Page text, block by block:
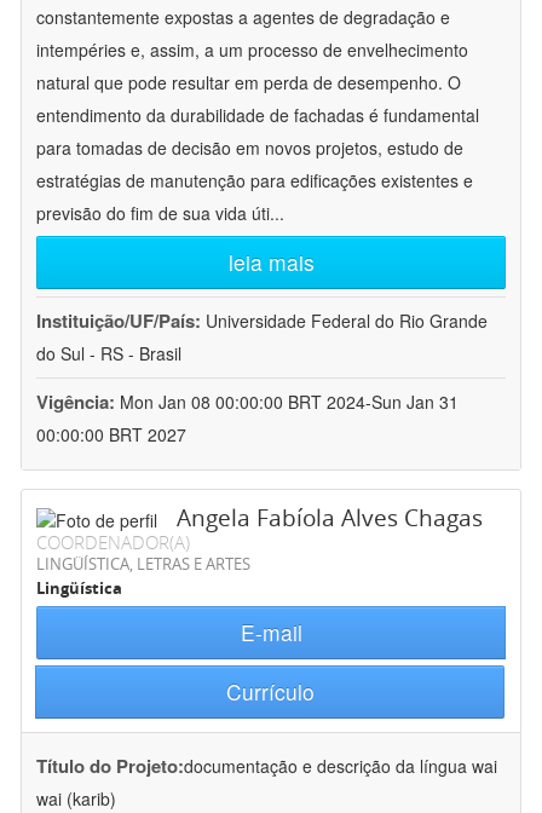
constantemente expostas a agentes de degradação e
intempéries e, assim, a um processo de envelhecimento
natural que pode resultar em perda de desempenho. O
entendimento da durabilidade de fachadas é fundamental
para tomadas de decisão em novos projetos, estudo de
estratégias de manutenção para edificações existentes e
previsão do fim de sua vida úti...
leia mais
Instituição/UF/País: Universidade Federal do Rio Grande
do Sul - RS - Brasil
Vigência: Mon Jan 08 00:00:00 BRT 2024-Sun Jan 31
00:00:00 BRT 2027
Angela Fabíola Alves Chagas
COORDENADOR(A)
LINGÜÍSTICA, LETRAS E ARTES
Lingüística
E-mail
Currículo
Título do Projeto:documentação e descrição da língua wai
wai (karib)